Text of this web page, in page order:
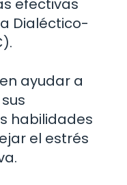
efectivas
Dialéctico-
ayudar a
habilidades
el estrés